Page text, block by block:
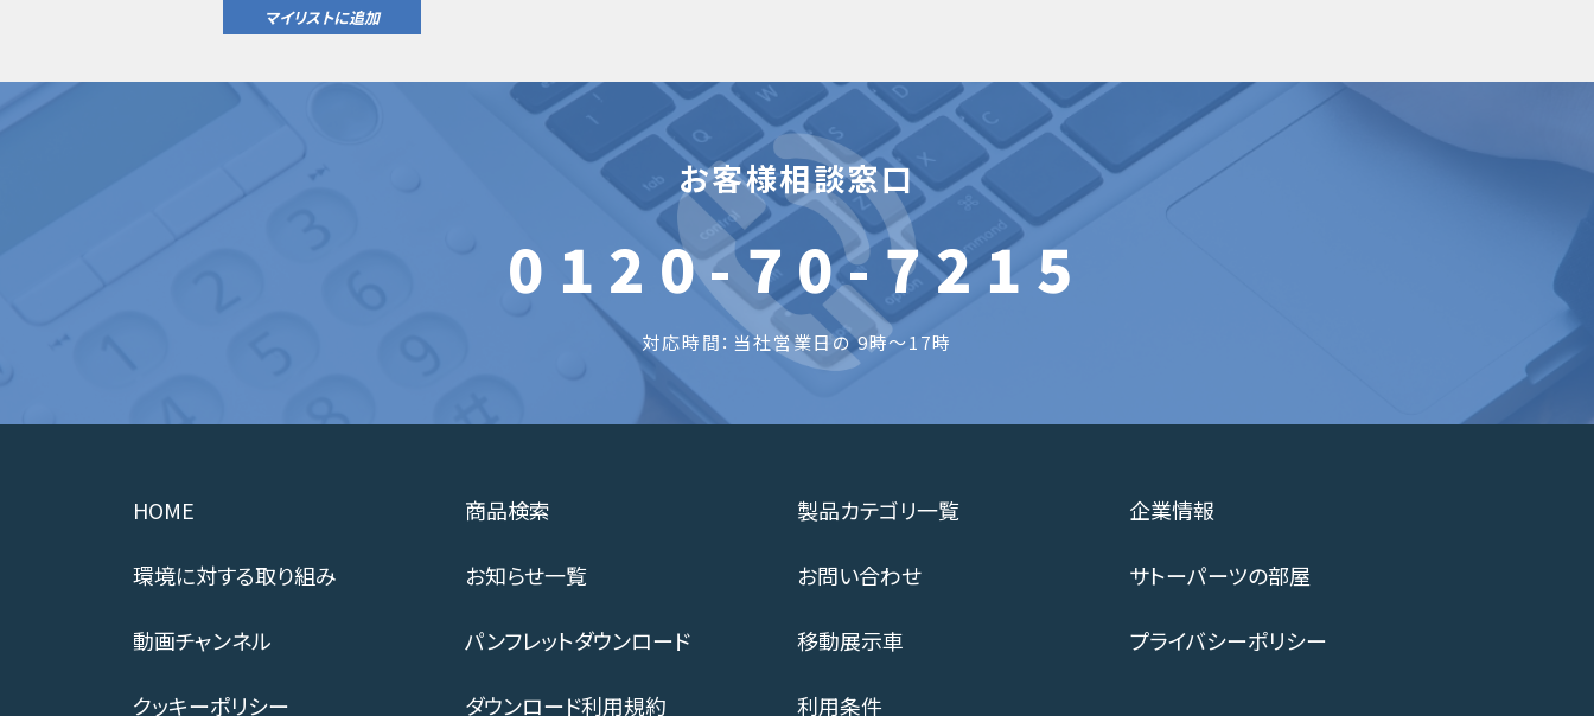
マイリストに追加
お客様相談窓口
0120-70-7215
対応時間：当社営業日の 9時～17時
HOME 商品検索 製品カテゴリ一覧 企業情報
環境に対する取り組み お知らせ一覧 お問い合わせ サトーパーツの部屋
動画チャンネル パンフレットダウンロード 移動展示車 プライバシーポリシー
クッキーポリシー ダウンロード利用規約 利用条件